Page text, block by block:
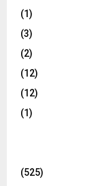
(1)
(3)
(2)
(12)
(12)
(1)
(525)